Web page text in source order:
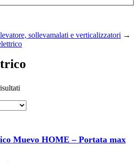
sollevamalati e verticalizzatori →
Muevo HOME – Portata max